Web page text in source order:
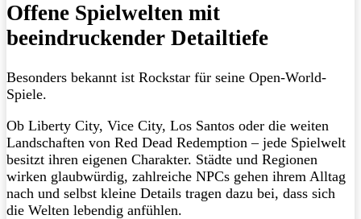
Offene Spielwelten mit
beeindruckender Detailtiefe
Besonders bekannt ist Rockstar für seine Open-World-
Spiele.
Ob Liberty City, Vice City, Los Santos oder die weiten
Landschaften von Red Dead Redemption – jede Spielwelt
besitzt ihren eigenen Charakter. Städte und Regionen
wirken glaubwürdig, zahlreiche NPCs gehen ihrem Alltag
nach und selbst kleine Details tragen dazu bei, dass sich
die Welten lebendig anfühlen.